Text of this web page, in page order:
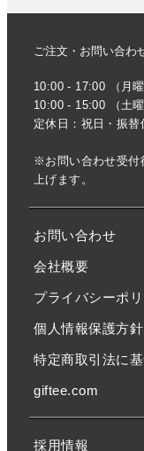
ご注文・お問い合わ
10:00 - 17:00 （月曜
10:00 - 15:00 （土曜
定休日：祝日・振
※お問い合わせ受付
上げます。
お問い合わせ
会社概要
プライバシーポ
個人情報保護方針
特定商取引法に
giftee.com
採用情報